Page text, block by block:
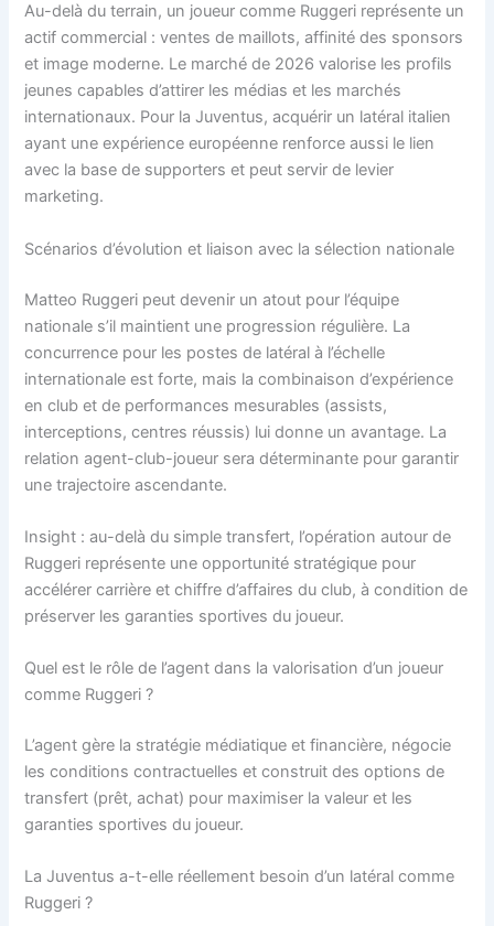
Au-delà du terrain, un joueur comme Ruggeri représente un
actif commercial : ventes de maillots, affinité des sponsors
et image moderne. Le marché de 2026 valorise les profils
jeunes capables d’attirer les médias et les marchés
internationaux. Pour la Juventus, acquérir un latéral italien
ayant une expérience européenne renforce aussi le lien
avec la base de supporters et peut servir de levier
marketing.
Scénarios d’évolution et liaison avec la sélection nationale
Matteo Ruggeri peut devenir un atout pour l’équipe
nationale s’il maintient une progression régulière. La
concurrence pour les postes de latéral à l’échelle
internationale est forte, mais la combinaison d’expérience
en club et de performances mesurables (assists,
interceptions, centres réussis) lui donne un avantage. La
relation agent-club-joueur sera déterminante pour garantir
une trajectoire ascendante.
Insight : au-delà du simple transfert, l’opération autour de
Ruggeri représente une opportunité stratégique pour
accélérer carrière et chiffre d’affaires du club, à condition de
préserver les garanties sportives du joueur.
Quel est le rôle de l’agent dans la valorisation d’un joueur
comme Ruggeri ?
L’agent gère la stratégie médiatique et financière, négocie
les conditions contractuelles et construit des options de
transfert (prêt, achat) pour maximiser la valeur et les
garanties sportives du joueur.
La Juventus a-t-elle réellement besoin d’un latéral comme
Ruggeri ?